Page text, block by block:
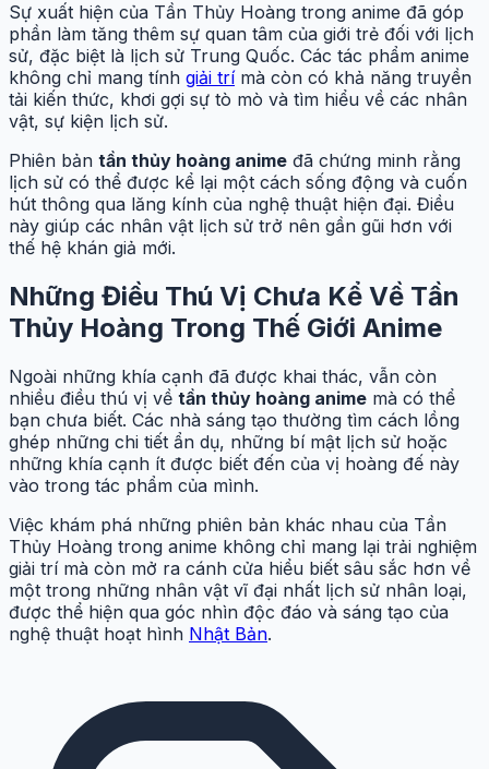
Sự xuất hiện của Tần Thủy Hoàng trong anime đã góp
phần làm tăng thêm sự quan tâm của giới trẻ đối với lịch
sử, đặc biệt là lịch sử Trung Quốc. Các tác phẩm anime
không chỉ mang tính giải trímà còn có khả năng truyền
tải kiến thức, khơi gợi sự tò mò và tìm hiểu về các nhân
vật, sự kiện lịch sử.
Phiên bản tần thủy hoàng anime đã chứng minh rằng
lịch sử có thể được kể lại một cách sống động và cuốn
hút thông qua lăng kính của nghệ thuật hiện đại. Điều
này giúp các nhân vật lịch sử trở nên gần gũi hơn với
thế hệ khán giả mới.
Những Điều Thú Vị Chưa Kể Về Tần
Thủy Hoàng Trong Thế Giới Anime
Ngoài những khía cạnh đã được khai thác, vẫn còn
nhiều điều thú vị về tần thủy hoàng anime mà có thể
bạn chưa biết. Các nhà sáng tạo thường tìm cách lồng
ghép những chi tiết ẩn dụ, những bí mật lịch sử hoặc
những khía cạnh ít được biết đến của vị hoàng đế này
vào trong tác phẩm của mình.
Việc khám phá những phiên bản khác nhau của Tần
Thủy Hoàng trong anime không chỉ mang lại trải nghiệm
giải trí mà còn mở ra cánh cửa hiểu biết sâu sắc hơn về
một trong những nhân vật vĩ đại nhất lịch sử nhân loại,
được thể hiện qua góc nhìn độc đáo và sáng tạo của
nghệ thuật hoạt hình Nhật Bản.